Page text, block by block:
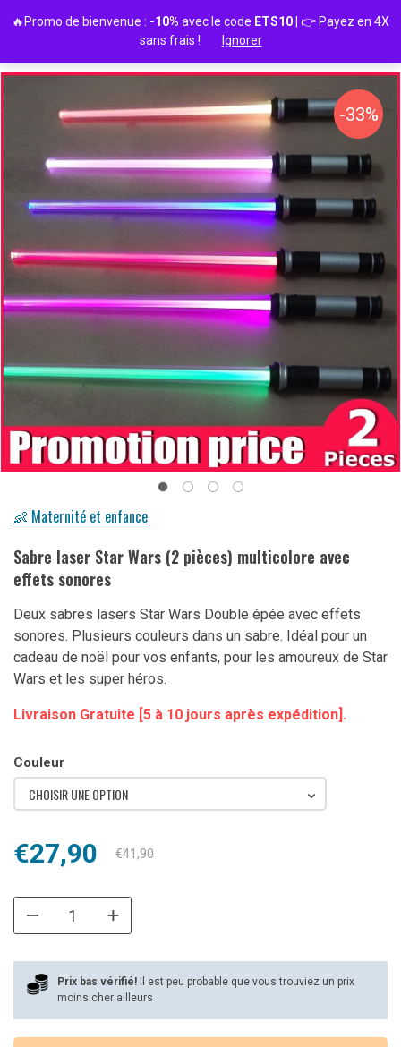
-33%
👶 Maternité et enfance
Sabre laser Star Wars (2 pièces) multicolore avec
effets sonores
Deux sabres lasers Star Wars Double épée avec effets
sonores. Plusieurs couleurs dans un sabre. Idéal pour un
cadeau de noël pour vos enfants, pour les amoureux de Star
Wars et les super héros.
Livraison Gratuite [5 à 10 jours après expédition].
Couleur
CHOISIR UNE OPTION
€41,90
Le
initial
€41,90.
€27,90
Le
actuel
€27,90.
Prix bas vérifié!
Il est peu probable que vous trouviez un prix
moins cher ailleurs
🔥Promo de bienvenue : -10% avec le code ETS10 | 👉 Payez en 4X
sans frais !
Ignorer